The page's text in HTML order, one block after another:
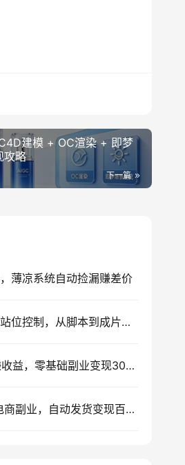
建模 + OC渲染 + 即梦
攻略
下一篇
薄凉系统自动捡漏赚差价
AI短剧实战课：LibTV分镜站位控制，从脚本到成片全流程，爆款拆解与角色场景设计
番茄小说自动化阅读G机赚收益，零基础副业变现300方法新玩法
零基础轻投入拼多多虚拟电商副业，自动发货变现百元变现1-3万